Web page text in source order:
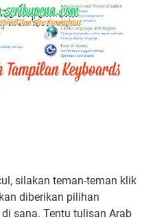
silakan teman-teman klik
diberikan pilihan
sana. Tentu tulisan Arab